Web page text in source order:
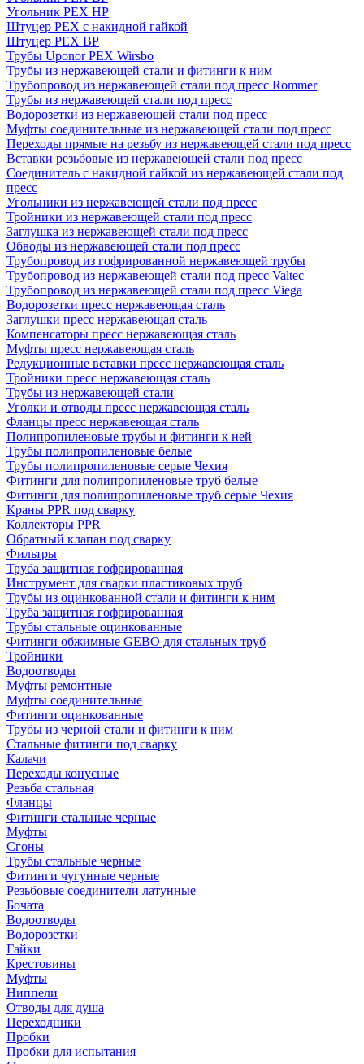
Угольник PEX НР
Штуцер PEX c накидной гайкой
Штуцер PEX ВР
Трубы Uponor PEX Wirsbo
Трубы из нержавеющей стали и фитинги к ним
Трубопровод из нержавеющей стали под пресс Rommer
Трубы из нержавеющей стали под пресс
Водорозетки из нержавеющей стали под пресс
Муфты соединительные из нержавеющей стали под пресс
Переходы прямые на резьбу из нержавеющей стали под пресс
Вставки резьбовые из нержавеющей стали под пресс
Соединитель с накидной гайкой из нержавеющей стали под
пресс
Угольники из нержавеющей стали под пресс
Тройники из нержавеющей стали под пресс
Заглушка из нержавеющей стали под пресс
Обводы из нержавеющей стали под пресс
Трубопровод из гофрированной нержавеющей трубы
Трубопровод из нержавеющей стали под пресс Valtec
Трубопровод из нержавеющей стали под пресс Viega
Водорозетки пресс нержавеющая сталь
Заглушки пресс нержавеющая сталь
Компенсаторы пресс нержавеющая сталь
Муфты пресс нержавеющая сталь
Редукционные вставки пресс нержавеющая сталь
Тройники пресс нержавеющая сталь
Трубы из нержавеющей стали
Уголки и отводы пресс нержавеющая сталь
Фланцы пресс нержавеющая сталь
Полипропиленовые трубы и фитинги к ней
Трубы полипропиленовые белые
Трубы полипропиленовые серые Чехия
Фитинги для полипропиленовые труб белые
Фитинги для полипропиленовые труб серые Чехия
Краны PPR под сварку
Коллекторы PPR
Обратный клапан под сварку
Фильтры
Труба защитная гофрированная
Инструмент для сварки пластиковых труб
Трубы из оцинкованной стали и фитинги к ним
Труба защитная гофрированная
Трубы стальные оцинкованные
Фитинги обжимные GEBO для стальных труб
Тройники
Водоотводы
Муфты ремонтные
Муфты соединительные
Фитинги оцинкованные
Трубы из черной стали и фитинги к ним
Стальные фитинги под сварку
Калачи
Переходы конусные
Резьба стальная
Фланцы
Фитинги стальные черные
Муфты
Сгоны
Трубы стальные черные
Фитинги чугунные черные
Резьбовые соединители латунные
Бочата
Водоотводы
Водорозетки
Гайки
Крестовины
Муфты
Ниппели
Отводы для душа
Переходники
Пробки
Пробки для испытания